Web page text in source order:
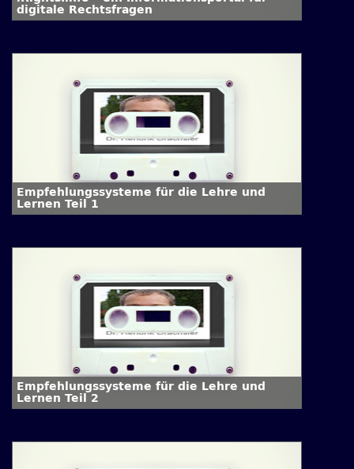
digitale Rechtsfragen
Empfehlungssysteme für die Lehre und
Lernen Teil 1
Empfehlungssysteme für die Lehre und
Lernen Teil 2